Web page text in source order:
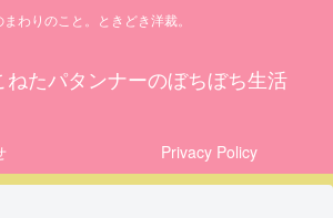
わりのこと。ときどき洋裁。
ねたパタンナーのぼちぼち生活
Privacy Policy